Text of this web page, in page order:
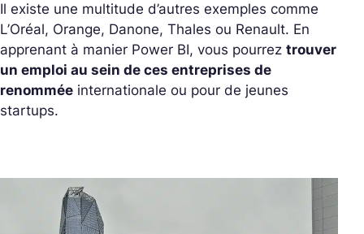
Il existe une multitude d’autres exemples comme
L’Oréal, Orange, Danone, Thales ou Renault. En
apprenant à manier Power BI, vous pourrez trouver
un emploi au sein de ces entreprises de
renommée internationale ou pour de jeunes
startups.